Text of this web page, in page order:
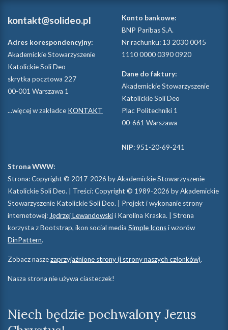
kontakt@solideo.pl
Adres korespondencyjny:
Akademickie Stowarzyszenie
Katolickie Soli Deo
skrytka pocztowa 227
00-001 Warszawa 1
...więcej w zakładce KONTAKT
Konto bankowe:
BNP Paribas S.A.
Nr rachunku: 13 2030 0045
1110 0000 0390 0920
Dane do faktury:
Akademickie Stowarzyszenie
Katolickie Soli Deo
Plac Politechniki 1
00-661 Warszawa
NIP: 951-20-69-241
Strona WWW:
Strona: Copyright © 2017-2026 by Akademickie Stowarzyszenie
Katolickie Soli Deo. | Treści: Copyright © 1989-2026 by Akademickie
Stowarzyszenie Katolickie Soli Deo. | Projekt i wykonanie strony
internetowej: Jędrzej Lewandowskii Karolina Kraska. | Strona
korzysta z Bootstrap, ikon social media Simple Iconsi wzorów
DinPattern.
Zobacz naszezaprzyjaźnione strony (i strony naszych członków).
Nasza strona nie używa ciasteczek!
Niech będzie pochwalony Jezus